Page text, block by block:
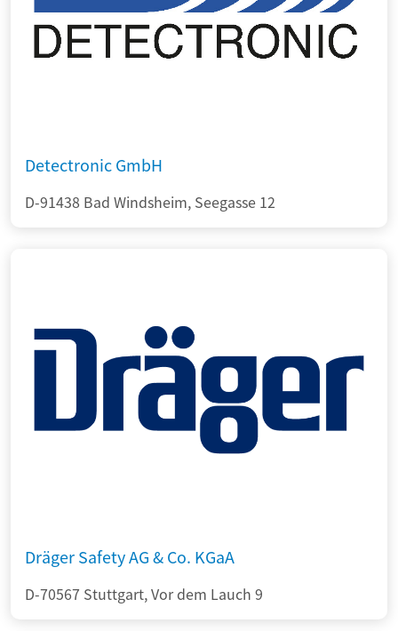
Detectronic GmbH
D-91438 Bad Windsheim, Seegasse 12
Dräger Safety AG & Co. KGaA
D-70567 Stuttgart, Vor dem Lauch 9